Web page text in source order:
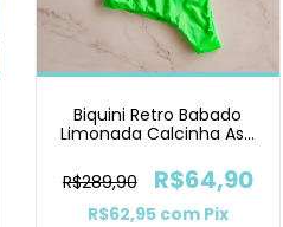
Biquini Retro Babado
Limonada Calcinha Asa
R$289,90
R$64,90
R$62,95 com Pix